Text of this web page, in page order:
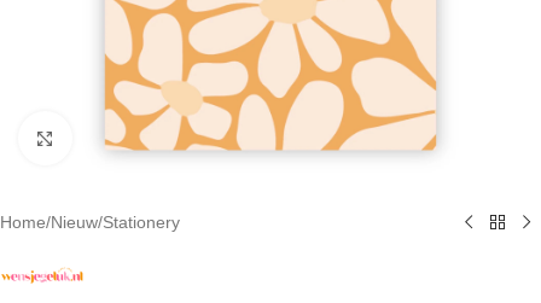
Click to enlarge
Home/Nieuw/Stationery